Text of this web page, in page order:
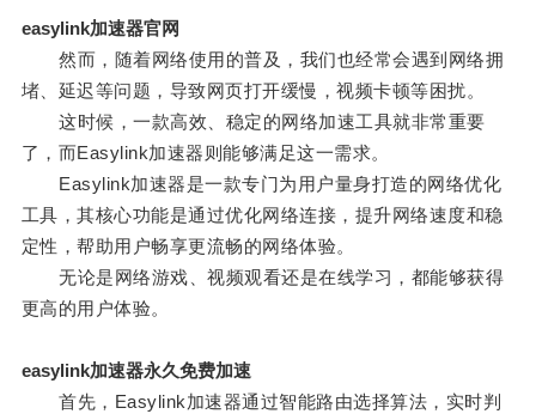
easylink加速器官网
然而，随着网络使用的普及，我们也经常会遇到网络拥
堵、延迟等问题，导致网页打开缓慢，视频卡顿等困扰。
这时候，一款高效、稳定的网络加速工具就非常重要
了，而Easylink加速器则能够满足这一需求。
Easylink加速器是一款专门为用户量身打造的网络优化
工具，其核心功能是通过优化网络连接，提升网络速度和稳
定性，帮助用户畅享更流畅的网络体验。
无论是网络游戏、视频观看还是在线学习，都能够获得
更高的用户体验。
easylink加速器永久免费加速
首先，Easylink加速器通过智能路由选择算法，实时判